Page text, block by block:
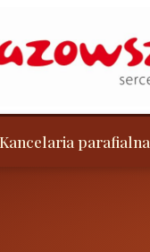
Kancelaria parafialna